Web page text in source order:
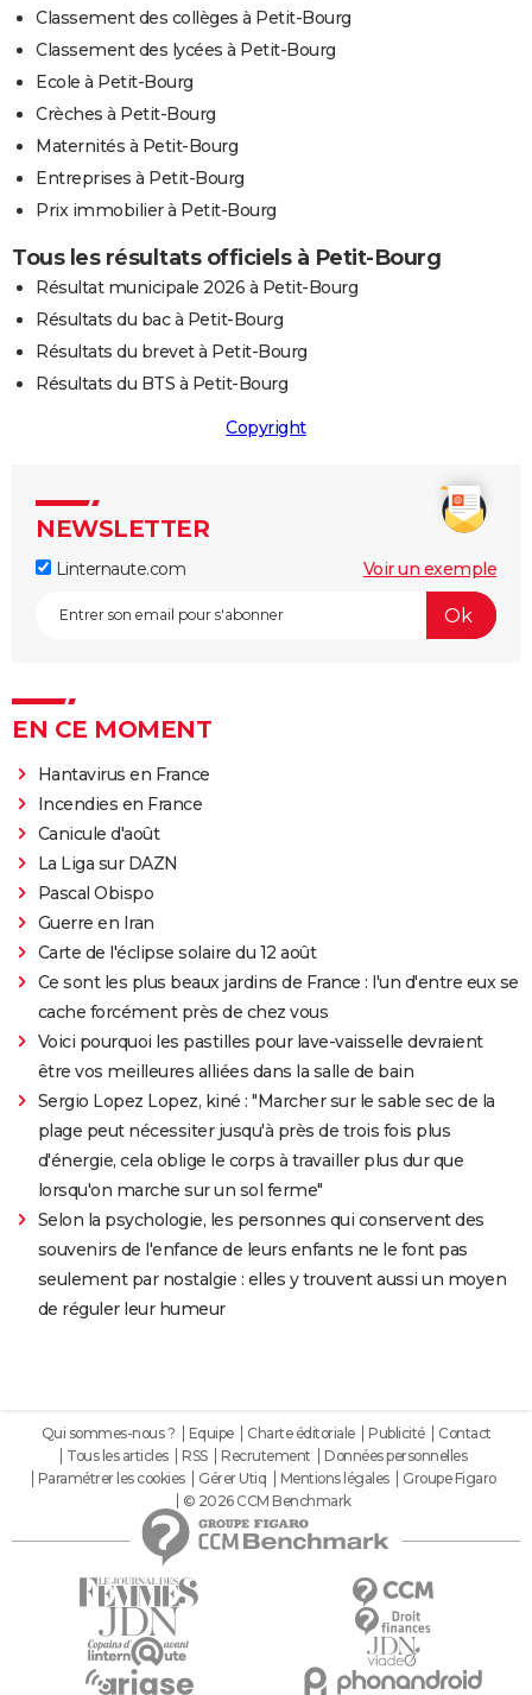
Classement des collèges à Petit-Bourg
Classement des lycées à Petit-Bourg
Ecole à Petit-Bourg
Crèches à Petit-Bourg
Maternités à Petit-Bourg
Entreprises à Petit-Bourg
Prix immobilier à Petit-Bourg
Tous les résultats officiels à Petit-Bourg
Résultat municipale 2026 à Petit-Bourg
Résultats du bac à Petit-Bourg
Résultats du brevet à Petit-Bourg
Résultats du BTS à Petit-Bourg
Copyright
NEWSLETTER
Linternaute.com Voir un exemple
EN CE MOMENT
Hantavirus en France
Incendies en France
Canicule d'août
La Liga sur DAZN
Pascal Obispo
Guerre en Iran
Carte de l'éclipse solaire du 12 août
Ce sont les plus beaux jardins de France : l'un d'entre eux se
cache forcément près de chez vous
Voici pourquoi les pastilles pour lave-vaisselle devraient
être vos meilleures alliées dans la salle de bain
Sergio Lopez Lopez, kiné : "Marcher sur le sable sec de la
plage peut nécessiter jusqu'à près de trois fois plus
d'énergie, cela oblige le corps à travailler plus dur que
lorsqu'on marche sur un sol ferme"
Selon la psychologie, les personnes qui conservent des
souvenirs de l'enfance de leurs enfants ne le font pas
seulement par nostalgie : elles y trouvent aussi un moyen
de réguler leur humeur
Qui sommes-nous ? Equipe Charte éditoriale Publicité
Contact
Tous les articles
RSS Recrutement
Données personnelles
Paramétrer les cookies
Gérer Utiq Mentions légales
Groupe Figaro
© 2026 CCM Benchmark